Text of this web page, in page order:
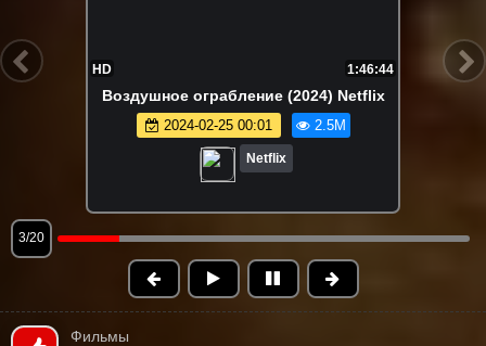
FHD 1:57:29
Мать (2023) Netflix
2024-11-27 20:08 2.4M
Netflix
4/20
Фильмы